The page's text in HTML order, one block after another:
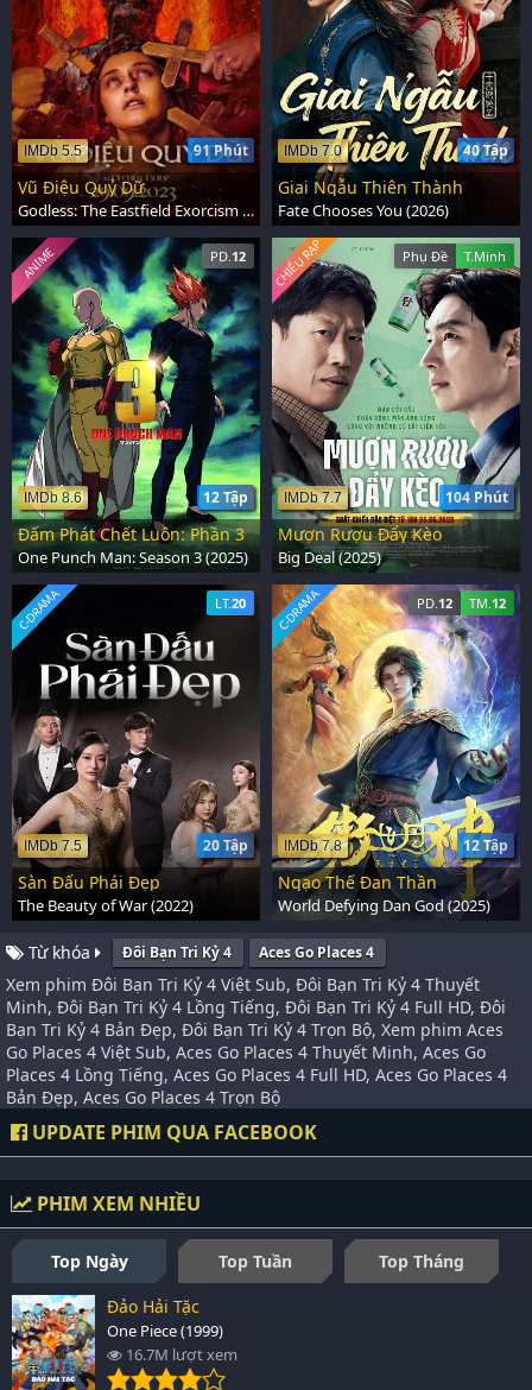
91 Phút
IMDb 5.5
Vũ Điệu Quỷ Dữ
Godless: The Eastfield Exorcism (2023)
40 Tập
IMDb 7.0
Giai Ngẫu Thiên Thành
Fate Chooses You (2026)
PD.12
12 Tập
IMDb 8.6
ANIME
Đấm Phát Chết Luôn: Phần 3
One Punch Man: Season 3 (2025)
Phụ Đề T.Minh
104 Phút
IMDb 7.7
CHIẾU RẠP
Mượn Rượu Đẩy Kèo
Big Deal (2025)
LT.20
20 Tập
IMDb 7.5
C-DRAMA
Sàn Đấu Phái Đẹp
The Beauty of War (2022)
PD.12 TM.12
12 Tập
IMDb 7.8
C-DRAMA
Ngạo Thế Đan Thần
World Defying Dan God (2025)
Từ khóa Đôi Bạn Tri Kỷ 4 Aces Go Places 4
Xem phim Đôi Bạn Tri Kỷ 4 Việt Sub, Đôi Bạn Tri Kỷ 4 Thuyết
Minh, Đôi Bạn Tri Kỷ 4 Lồng Tiếng, Đôi Bạn Tri Kỷ 4 Full HD, Đôi
Bạn Tri Kỷ 4 Bản Đẹp, Đôi Bạn Tri Kỷ 4 Trọn Bộ, Xem phim Aces
Go Places 4 Việt Sub, Aces Go Places 4 Thuyết Minh, Aces Go
Places 4 Lồng Tiếng, Aces Go Places 4 Full HD, Aces Go Places 4
Bản Đẹp, Aces Go Places 4 Trọn Bộ
UPDATE PHIM QUA FACEBOOK
PHIM XEM NHIỀU
Top Ngày Top Tuần
Top Tháng
Đảo Hải Tặc
One Piece (1999)
16.7M lượt xem